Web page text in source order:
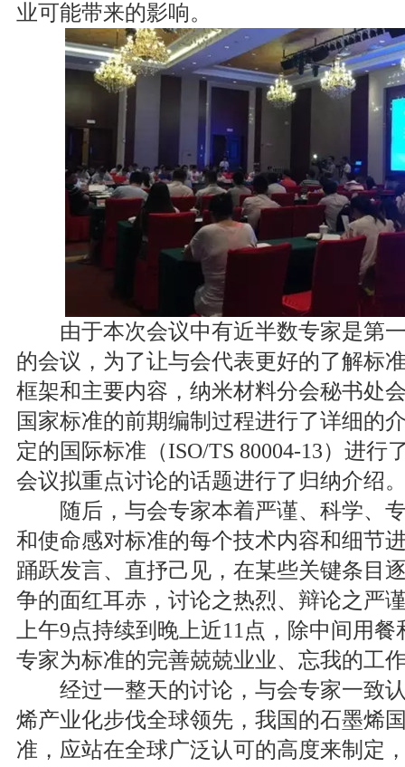
业可能带来的影响。
由于本次会议中有近半数专家是第一
的会议，为了让与会代表更好的了解标
框架和主要内容，纳米材料分会秘书处
国家标准的前期编制过程进行了详细的
定的国际标准（ISO/TS 80004-13）进行
会议拟重点讨论的话题进行了归纳介绍
随后，与会专家本着严谨、科学、专
和使命感对标准的每个技术内容和细节
踊跃发言、直抒己见，在某些关键条目
争的面红耳赤，讨论之热烈、辩论之严
上午9点持续到晚上近11点，除中间用
专家为标准的完善兢兢业业、忘我的工
经过一整天的讨论，与会专家一致认
烯产业化步伐全球领先，我国的石墨烯
准，应站在全球广泛认可的高度来制定